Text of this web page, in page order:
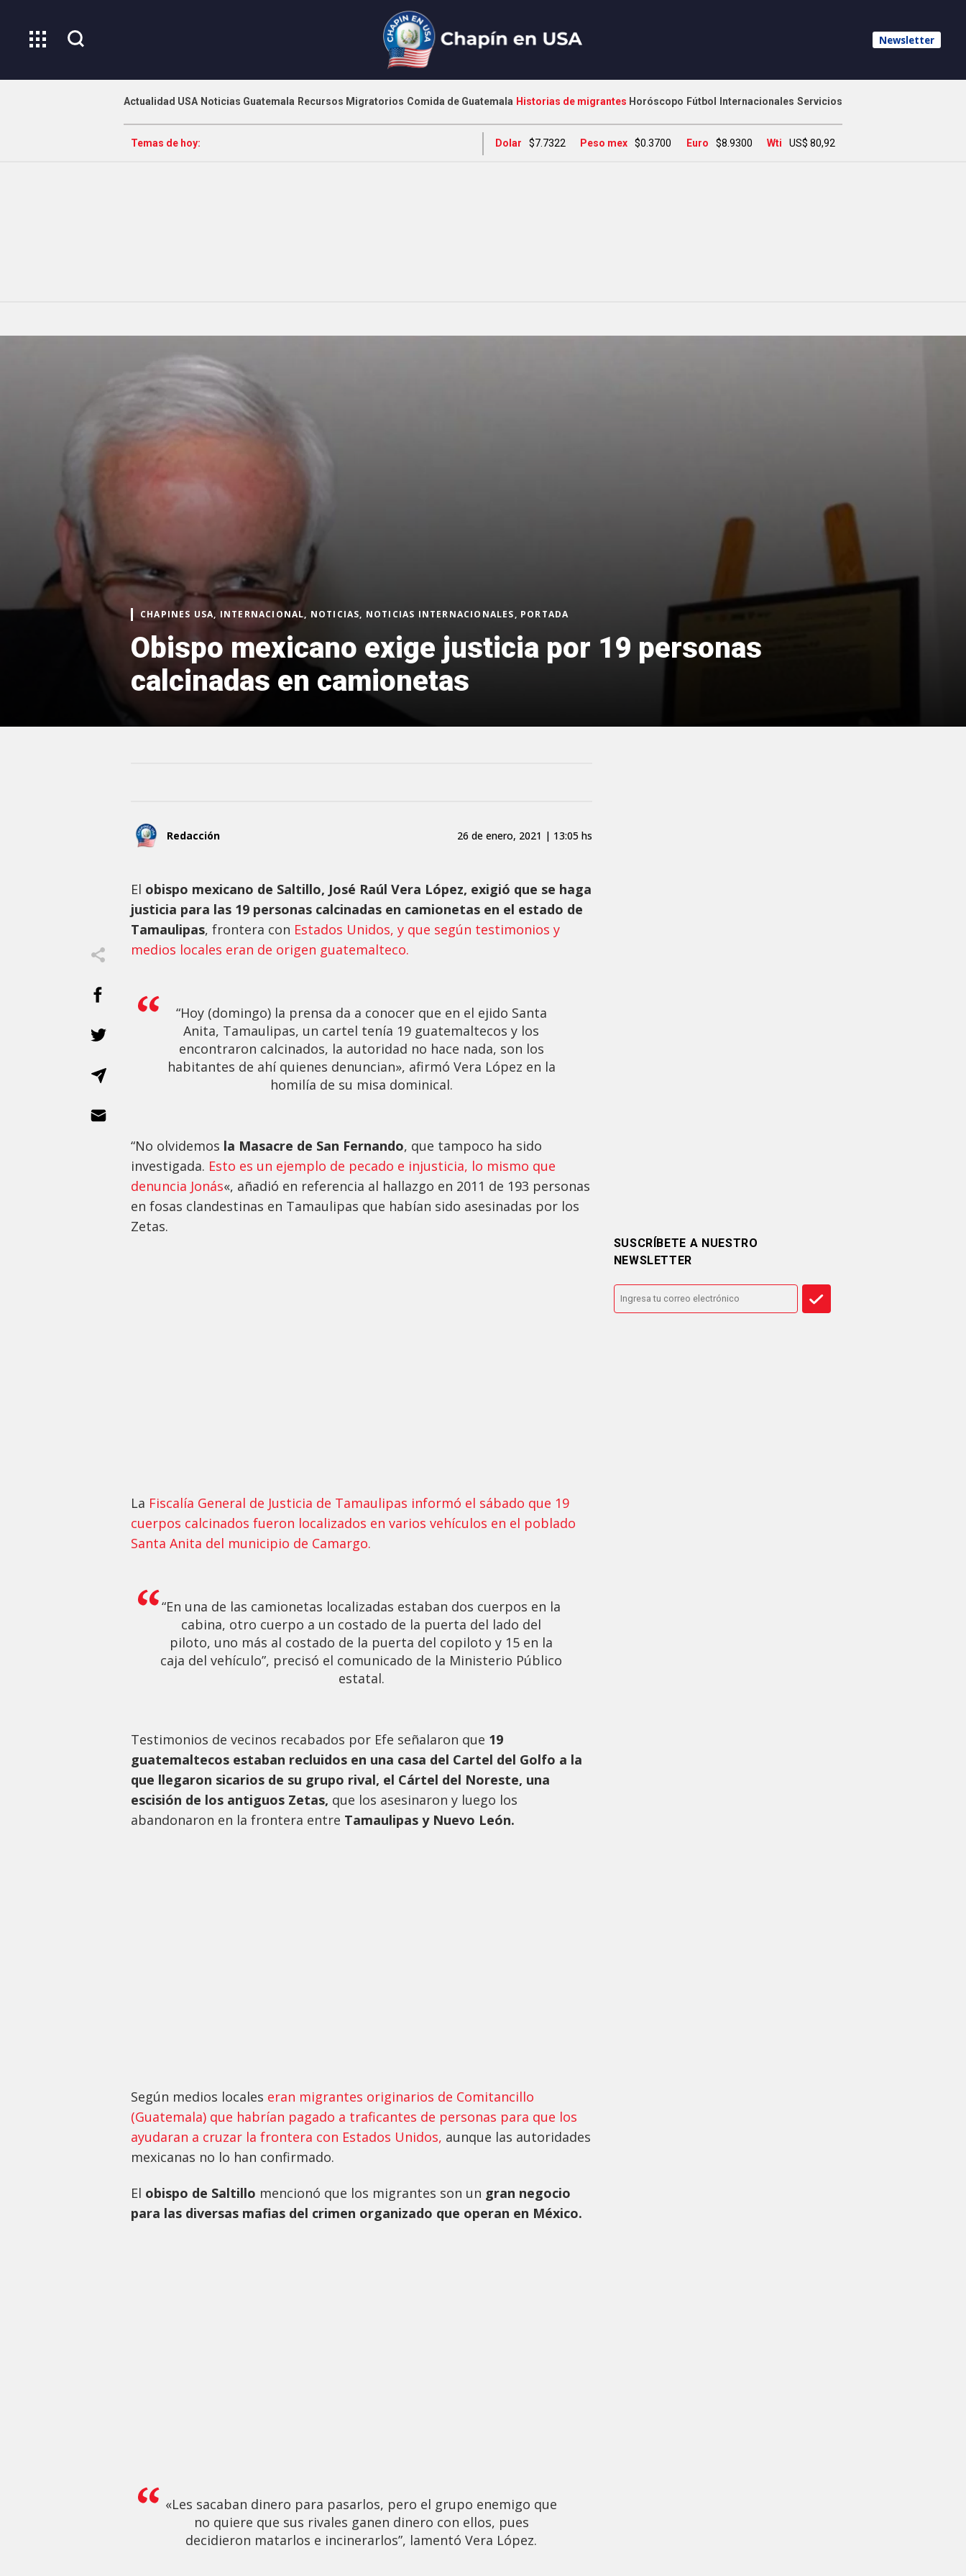
Newsletter
Actualidad USA Noticias Guatemala Recursos Migratorios Comida de Guatemala Historias de migrantes Horóscopo Fútbol Internacionales Servicios
Temas de hoy: Dolar $7.7322 Peso mex $0.3700 Euro $8.9300 Wti US$ 80,92
CHAPINES USA, INTERNACIONAL, NOTICIAS, NOTICIAS INTERNACIONALES, PORTADA
Obispo mexicano exige justicia por 19 personas
calcinadas en camionetas
Redacción 26 de enero, 2021 | 13:05 hs
El obispo mexicano de Saltillo, José Raúl Vera López, exigió que se haga
justicia para las 19 personas calcinadas en camionetas en el estado de
Tamaulipas, frontera con Estados Unidos, y que según testimonios y
medios locales eran de origen guatemalteco.
“Hoy (domingo) la prensa da a conocer que en el ejido Santa
Anita, Tamaulipas, un cartel tenía 19 guatemaltecos y los
encontraron calcinados, la autoridad no hace nada, son los
habitantes de ahí quienes denuncian», afirmó Vera López en la
homilía de su misa dominical.
“No olvidemos la Masacre de San Fernando, que tampoco ha sido
investigada. Esto es un ejemplo de pecado e injusticia, lo mismo que
denuncia Jonás«, añadió en referencia al hallazgo en 2011 de 193 personas
en fosas clandestinas en Tamaulipas que habían sido asesinadas por los
Zetas.
La Fiscalía General de Justicia de Tamaulipas informó el sábado que 19
cuerpos calcinados fueron localizados en varios vehículos en el poblado
Santa Anita del municipio de Camargo.
“En una de las camionetas localizadas estaban dos cuerpos en la
cabina, otro cuerpo a un costado de la puerta del lado del
piloto, uno más al costado de la puerta del copiloto y 15 en la
caja del vehículo”, precisó el comunicado de la Ministerio Público
estatal.
Testimonios de vecinos recabados por Efe señalaron que 19
guatemaltecos estaban recluidos en una casa del Cartel del Golfo a la
que llegaron sicarios de su grupo rival, el Cártel del Noreste, una
escisión de los antiguos Zetas, que los asesinaron y luego los
abandonaron en la frontera entre Tamaulipas y Nuevo León.
Según medios locales eran migrantes originarios de Comitancillo
(Guatemala) que habrían pagado a traficantes de personas para que los
ayudaran a cruzar la frontera con Estados Unidos, aunque las autoridades
mexicanas no lo han confirmado.
El obispo de Saltillo mencionó que los migrantes son un gran negocio
para las diversas mafias del crimen organizado que operan en México.
«Les sacaban dinero para pasarlos, pero el grupo enemigo que
no quiere que sus rivales ganen dinero con ellos, pues
decidieron matarlos e incinerarlos”, lamentó Vera López.
SUSCRÍBETE A NUESTRO
NEWSLETTER